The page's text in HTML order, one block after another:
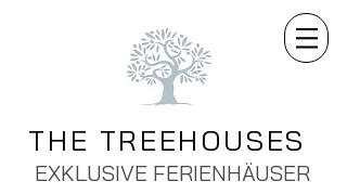
THE TREEHOUSES
EXKLUSIVE FERIENHÄUSER